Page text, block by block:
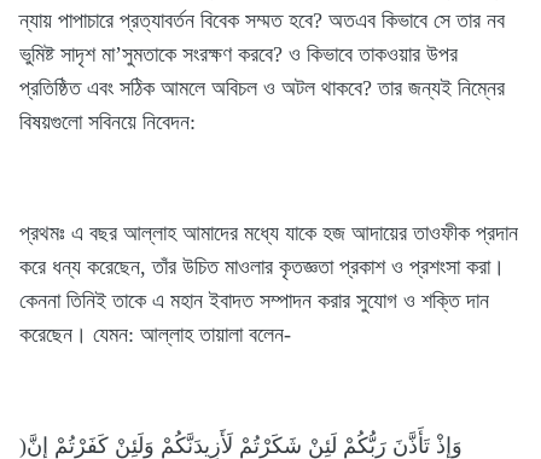
ন্যায় পাপাচারে প্রত্যাবর্তন বিবেক সম্মত হবে? অতএব কিভাবে সে তার নব
ভুমিষ্ট সাদৃশ মা’সুমতাকে সংরক্ষণ করবে? ও কিভাবে তাকওয়ার উপর
প্রতিষ্ঠিত এবং সঠিক আমলে অবিচল ও অটল থাকবে? তার জন্যই নিম্নের
বিষয়গুলো সবিনয়ে নিবেদন:
প্রথমঃ এ বছর আল্লাহ আমাদের মধ্যে যাকে হজ আদায়ের তাওফীক প্রদান
করে ধন্য করেছেন, তাঁর উচিত মাওলার কৃতজ্ঞতা প্রকাশ ও প্রশংসা করা।
কেননা তিনিই তাকে এ মহান ইবাদত সম্পাদন করার সুযোগ ও শক্তি দান
করেছেন। যেমন: আল্লাহ তায়ালা বলেন-
)وَإِذْ تَأَذَّنَ رَبُّكُمْ لَئِنْ شَكَرْتُمْ لَأَزِيدَنَّكُمْ وَلَئِنْ كَفَرْتُمْ إِنَّ